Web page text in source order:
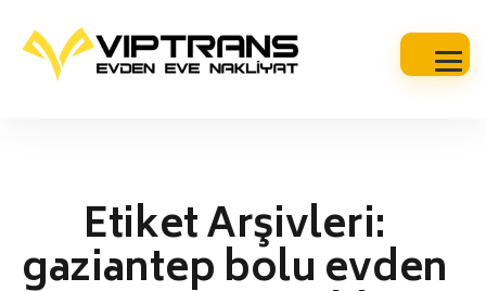
Etiket Arşivleri:
gaziantep bolu evden